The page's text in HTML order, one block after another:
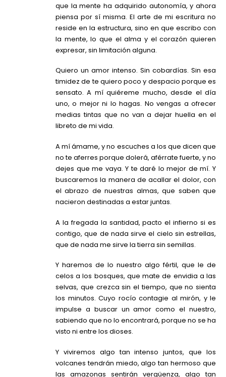
que la mente ha adquirido autonomía, y ahora
piensa por sí misma. El arte de mi escritura no
reside en la estructura, sino en que escribo con
la mente, lo que el alma y el corazón quieren
expresar, sin limitación alguna.
Quiero un amor intenso. Sin cobardías. Sin esa
timidez de te quiero poco y despacio porque es
sensato. A mí quiéreme mucho, desde el día
uno, o mejor ni lo hagas. No vengas a ofrecer
medias tintas que no van a dejar huella en el
libreto de mi vida.
A mí ámame, y no escuches a los que dicen que
no te aferres porque dolerá, aférrate fuerte, y no
dejes que me vaya. Y te daré lo mejor de mí. Y
buscaremos la manera de acallar el dolor, con
el abrazo de nuestras almas, que saben que
nacieron destinadas a estar juntas.
A la fregada la santidad, pacto el infierno si es
contigo, que de nada sirve el cielo sin estrellas,
que de nada me sirve la tierra sin semillas.
Y haremos de lo nuestro algo fértil, que le de
celos a los bosques, que mate de envidia a las
selvas, que crezca sin el tiempo, que no sienta
los minutos. Cuyo rocío contagie al mirón, y le
impulse a buscar un amor como el nuestro,
sabiendo que no lo encontrará, porque no se ha
visto ni entre los dioses.
Y viviremos algo tan intenso juntos, que los
volcanes tendrán miedo, algo tan hermoso que
las amazonas sentirán vergüenza, algo tan